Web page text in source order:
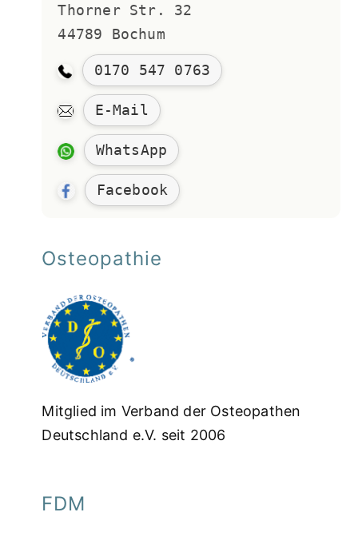
Thorner Str. 32
44789 Bochum
0170 547 0763
E-Mail
WhatsApp
Facebook
Osteopathie
Mitglied im Verband der Osteopathen
Deutschland e.V. seit 2006
FDM